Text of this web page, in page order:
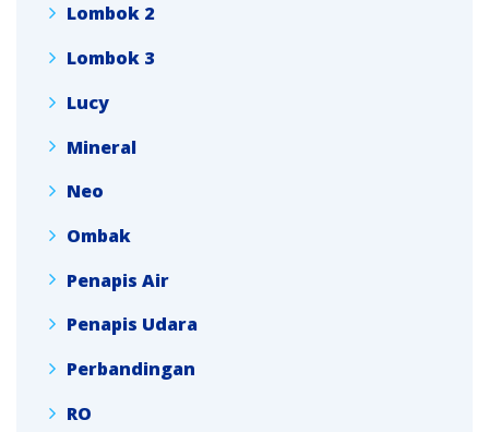
Lombok 2
Lombok 3
Lucy
Mineral
Neo
Ombak
Penapis Air
Penapis Udara
Perbandingan
RO